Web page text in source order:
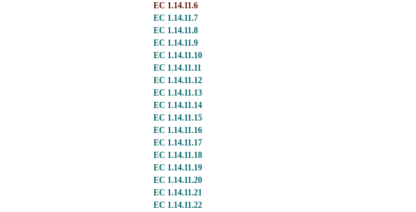
EC 1.14.11.6
EC 1.14.11.7
EC 1.14.11.8
EC 1.14.11.9
EC 1.14.11.10
EC 1.14.11.11
EC 1.14.11.12
EC 1.14.11.13
EC 1.14.11.14
EC 1.14.11.15
EC 1.14.11.16
EC 1.14.11.17
EC 1.14.11.18
EC 1.14.11.19
EC 1.14.11.20
EC 1.14.11.21
EC 1.14.11.22